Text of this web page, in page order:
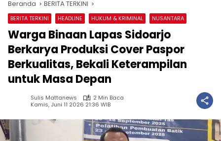
Beranda BERITA TERKINI
BERITA TERKINI HEADLINE HUKUM & KRIMINAL NUSANTARA
Warga Binaan Lapas Sidoarjo
Berkarya Produksi Cover Paspor
Berkualitas, Bekali Keterampilan
untuk Masa Depan
Sulis Mattanews
2 Min Baca
Kamis, Juni 11 2026 21:36 WIB